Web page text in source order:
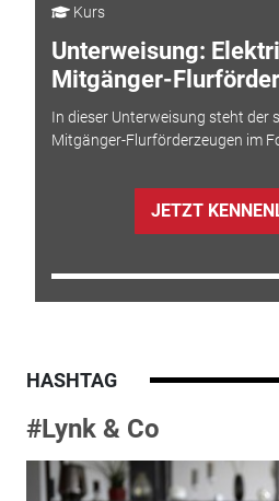
Kurs
Unterweisung:
Mitgänger-
In dieser Unterweisung steht der
Mitgänger-Flurförderzeugen im
JETZT
HASHTAG
#Lynk & Co